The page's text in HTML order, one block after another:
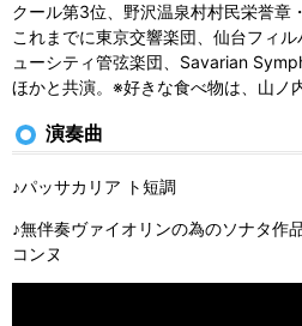
クール第3位、野沢温泉村村民栄誉章
これまでに東京交響楽団、仙台フィ
ューシティ管弦楽団、Savarian
ほかと共演。※好きな食べ物は、山ノ
演奏曲
♪パッサカリア ト短調
♪無伴奏ヴァイオリンの為のソナタ作
コンヌ